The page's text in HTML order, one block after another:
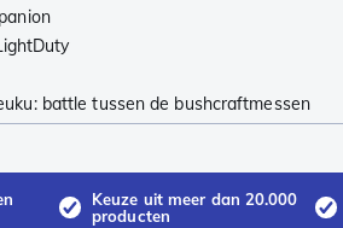
battle tussen de bushcraftmessen
Keuze uit meer dan 20.000
producten